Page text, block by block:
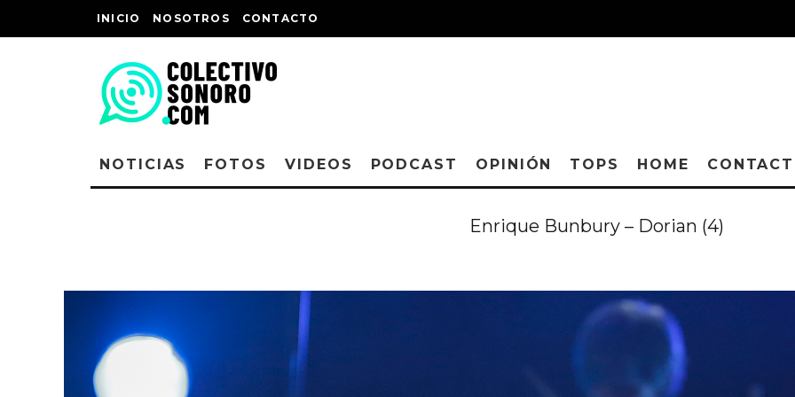
INICIO NOSOTROS CONTACTO
NOTICIAS FOTOS VIDEOS PODCAST OPINIÓN TOPS HOME
Enrique Bunbury – Dorian (4)